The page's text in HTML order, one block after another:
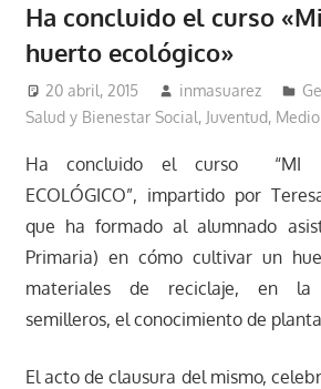
Ha concluido el curso
huerto ecológico»
20 abril, 2015 inmasuarez
Salud y Bienestar Social, Juventud,
Ha concluido el curso “MI
ECOLÓGICO”, impartido por
que ha formado al alumnado
Primaria) en cómo cultivar un
materiales de reciclaje, en la
semilleros, el conocimiento de
El acto de clausura del mismo,